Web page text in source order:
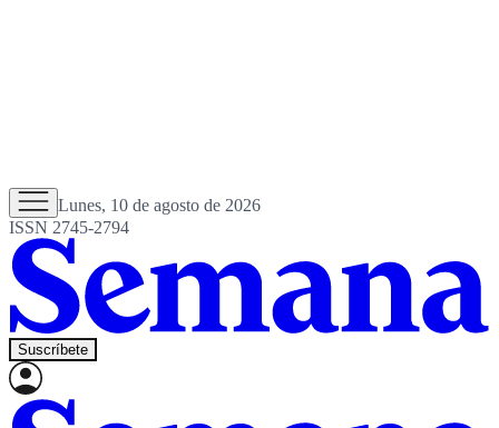
Lunes, 10 de agosto de 2026
ISSN 2745-2794
Suscríbete